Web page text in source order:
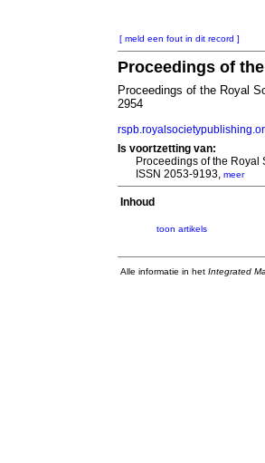
[ meld een fout in dit record ]
Proceedings of
Proceedings of the Royal
2954
Is voortzetting van:
Proceedings of the
ISSN 2053-9193, meer
Inhoud
toon artikels
Alle informatie in het Integrated